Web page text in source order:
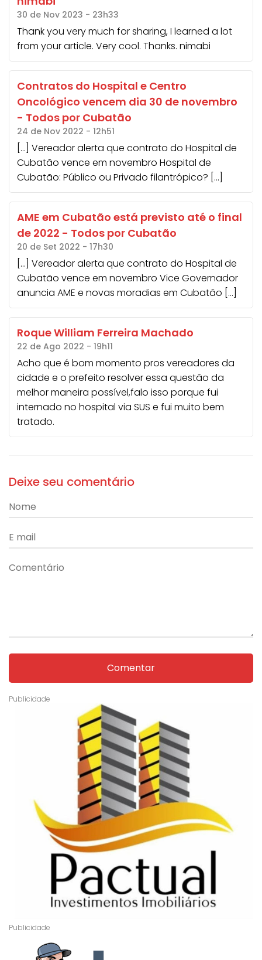
30 de Nov 2023 - 23h33
Thank you very much for sharing, I learned a lot
from your article. Very cool. Thanks. nimabi
Contratos do Hospital e Centro
Oncológico vencem dia 30 de novembro
- Todos por Cubatão
24 de Nov 2022 - 12h51
[…] Vereador alerta que contrato do Hospital de
Cubatão vence em novembro Hospital de
Cubatão: Público ou Privado filantrópico? […]
AME em Cubatão está previsto até o final
de 2022 - Todos por Cubatão
20 de Set 2022 - 17h30
[…] Vereador alerta que contrato do Hospital de
Cubatão vence em novembro Vice Governador
anuncia AME e novas moradias em Cubatão […]
Roque William Ferreira Machado
22 de Ago 2022 - 19h11
Acho que é bom momento pros vereadores da
cidade e o prefeito resolver essa questão da
melhor maneira possível,falo isso porque fui
internado no hospital via SUS e fui muito bem
tratado.
Deixe seu comentário
Comentar